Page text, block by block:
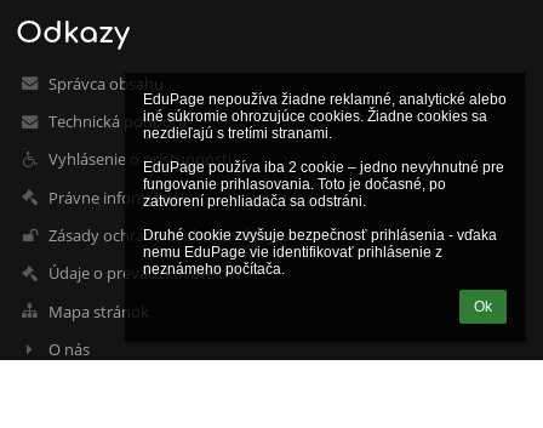
EduPage nepoužíva žiadne reklamné, analytické alebo
iné súkromie ohrozujúce cookies. Žiadne cookies sa
nezdieľajú s tretími stranami.
EduPage používa iba 2 cookie – jedno nevyhnutné pre
fungovanie prihlasovania. Toto je dočasné, po
zatvorení prehliadača sa odstráni.
Druhé cookie zvyšuje bezpečnosť prihlásenia - vďaka
nemu EduPage vie identifikovať prihlásenie z
neznámeho počítača.
Ok
Odkazy
Správca obsahu
Technická podpora
Vyhlásenie o prístupnosti
Právne informácie
Zásady ochrany osobných údajov
Údaje o prevádzkovateľovi
Mapa stránok
O nás